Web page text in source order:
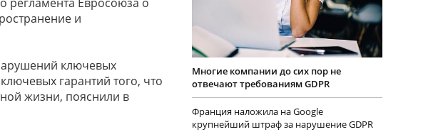
и
ключевых
гарантий того, что
жизни, пояснили в
Многие компании до сих пор не
отвечают требованиям GDPR
Франция наложила на Google
крупнейший штраф за нарушение GDPR